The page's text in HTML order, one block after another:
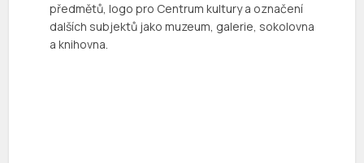
předmětů, logo pro Centrum kultury a označení
dalších subjektů jako muzeum, galerie, sokolovna
a knihovna.